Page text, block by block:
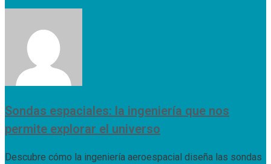
Sondas espaciales: la ingeniería que nos
permite explorar el universo
Descubre cómo la ingeniería aeroespacial diseña las sondas